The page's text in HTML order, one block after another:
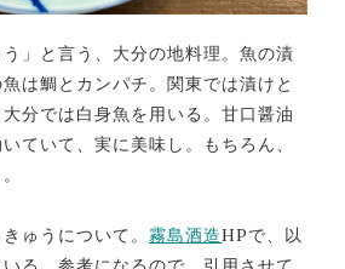
」と言う、大分の地料理。魚の漬
は鯛とカンパチ。関東では漬けと
分では白身魚を用いる。甘口醤油
ていて、実に美味し。もちろん、
ゅうについて。 霧島酒造HPで、以